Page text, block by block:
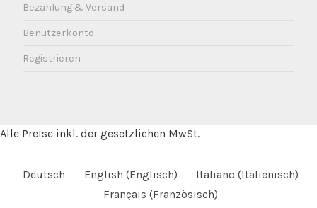
Bezahlung & Versand
Benutzerkonto
Registrieren
Alle Preise inkl. der gesetzlichen MwSt.
Deutsch English (Englisch) Italiano (Italienisch)
Français (Französisch)